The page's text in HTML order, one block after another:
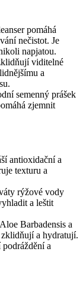
pomáhá
nečistot. Je
napjatou.
viditelné
a
semenný prášek
zjemnit
antioxidační a
texturu a
rýžové vody
a leštit
Barbadensis a
a hydratují.
a